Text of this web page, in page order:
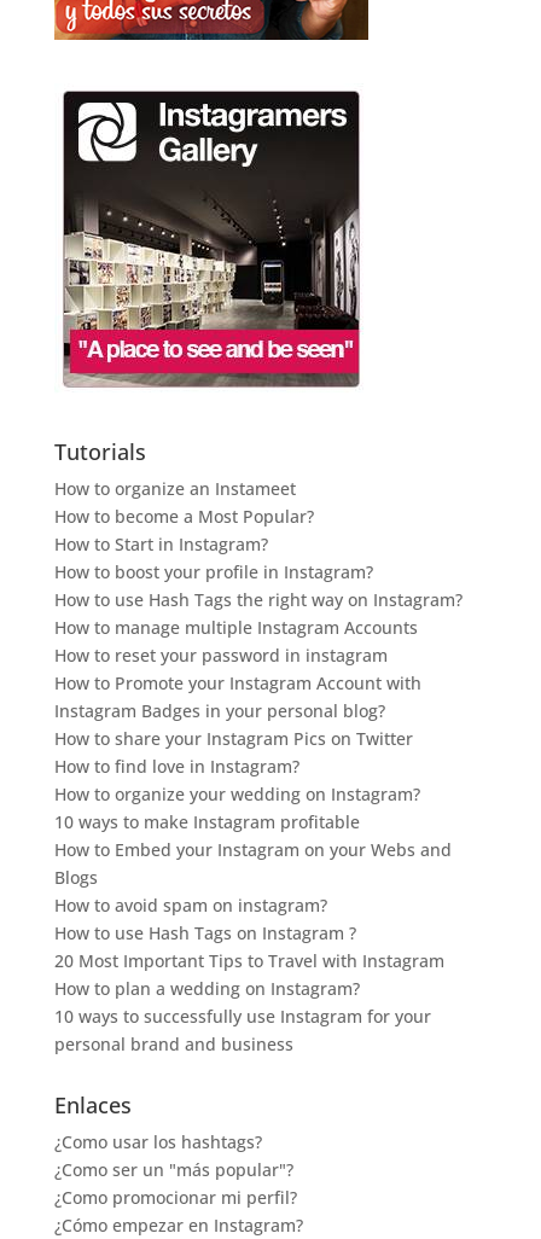
Tutorials
How to organize an Instameet
How to become a Most Popular?
How to Start in Instagram?
How to boost your profile in Instagram?
How to use Hash Tags the right way on Instagram?
How to manage multiple Instagram Accounts
How to reset your password in instagram
How to Promote your Instagram Account with
Instagram Badges in your personal blog?
How to share your Instagram Pics on Twitter
How to find love in Instagram?
How to organize your wedding on Instagram?
10 ways to make Instagram profitable
How to Embed your Instagram on your Webs and
Blogs
How to avoid spam on instagram?
How to use Hash Tags on Instagram ?
20 Most Important Tips to Travel with Instagram
How to plan a wedding on Instagram?
10 ways to successfully use Instagram for your
personal brand and business
Enlaces
¿Como usar los hashtags?
¿Como ser un "más popular"?
¿Como promocionar mi perfil?
¿Cómo empezar en Instagram?